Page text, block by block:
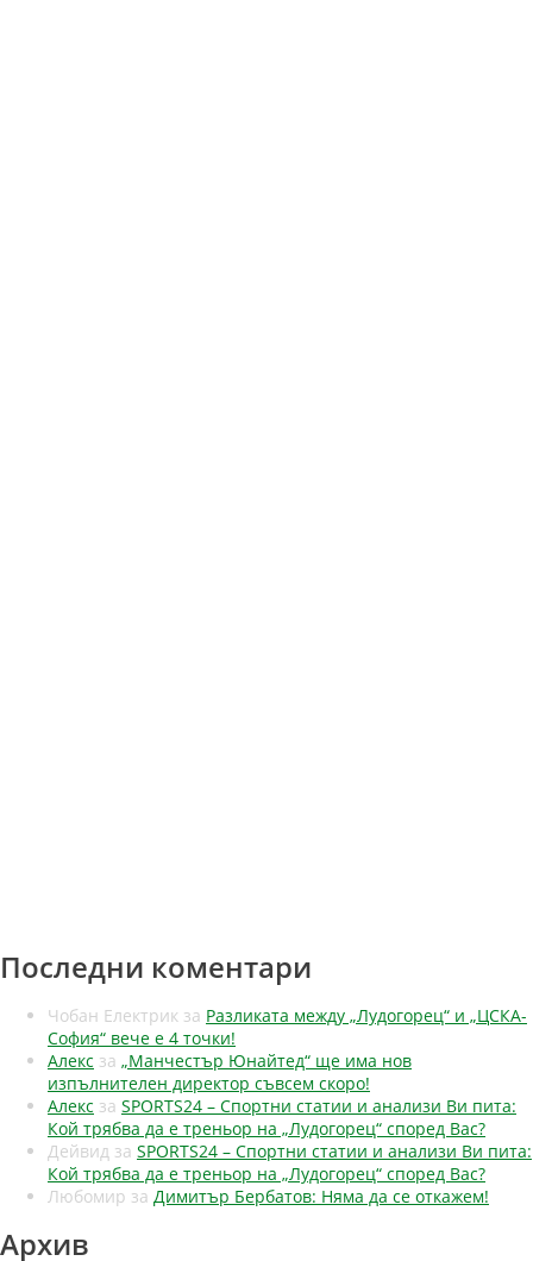
Последни коментари
Чобан Електрик за Разликата между „Лудогорец“ и „ЦСКА-
София“ вече е 4 точки!
Алекс за „Манчестър Юнайтед“ ще има нов
изпълнителен директор съвсем скоро!
Алекс за SPORTS24 – Спортни статии и анализи Ви пита:
Кой трябва да е треньор на „Лудогорец“ според Вас?
Дейвид за SPORTS24 – Спортни статии и анализи Ви пита:
Кой трябва да е треньор на „Лудогорец“ според Вас?
Любомир за Димитър Бербатов: Няма да се откажем!
Архив